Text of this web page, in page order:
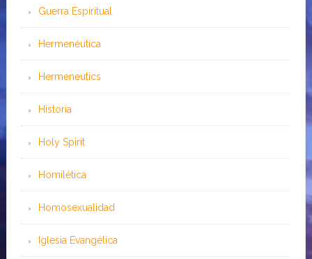
Guerra Espiritual
Hermenéutica
Hermeneutics
Historia
Holy Spirit
Homilética
Homosexualidad
Iglesia Evangélica